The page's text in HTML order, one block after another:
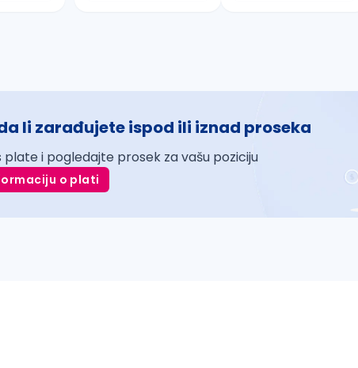
li zarađujete ispod ili iznad proseka
plate i pogledajte prosek za vašu poziciju
o plati